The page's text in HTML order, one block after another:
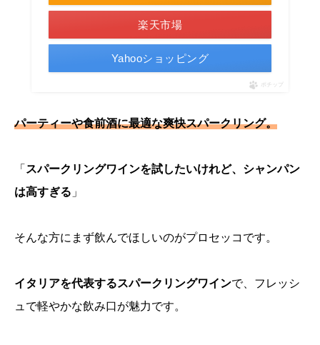
楽天市場
Yahooショッピング
ポチップ
パーティーや食前酒に最適な爽快スパークリング。
「 スパークリングワインを試したいけれど、シャンパン
は高すぎる 」
そんな方にまず飲んでほしいのがプロセッコです。
イタリアを代表するスパークリングワインで、フレッシ
ュで軽やかな飲み口が魅力です。